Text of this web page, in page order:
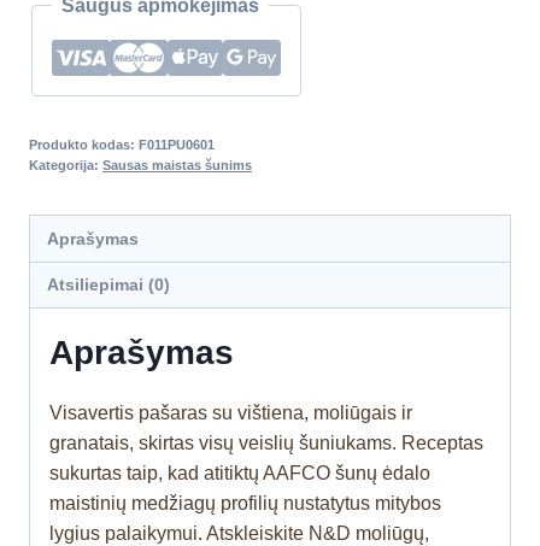
Saugus apmokėjimas
Produkto kodas: F011PU0601
Kategorija: Sausas maistas šunims
Aprašymas
Atsiliepimai (0)
Aprašymas
Visavertis pašaras su vištiena, moliūgais ir
granatais, skirtas visų veislių šuniukams. Receptas
sukurtas taip, kad atitiktų AAFCO šunų ėdalo
maistinių medžiagų profilių nustatytus mitybos
lygius palaikymui. Atskleiskite N&D moliūgų,